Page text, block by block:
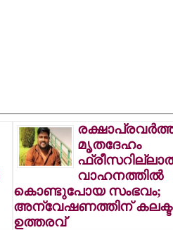
മൃതദേഹം
വാഹനത്തില്‍
കൊണ്ടുപോയ സംഭവം;
അന്വേഷണത്തിന്
ഉത്തരവ്